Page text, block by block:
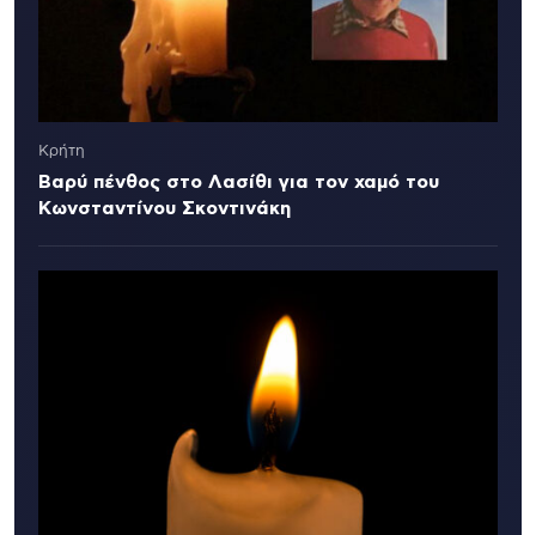
Κρήτη
Βαρύ πένθος στο Λασίθι για τον χαμό του
Κωνσταντίνου Σκοντινάκη